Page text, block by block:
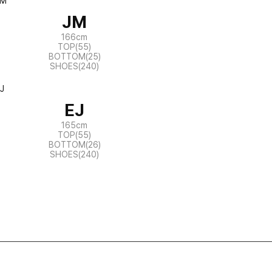
JM
166cm
TOP(55)
BOTTOM(25)
SHOES(240)
EJ
165cm
TOP(55)
BOTTOM(26)
SHOES(240)